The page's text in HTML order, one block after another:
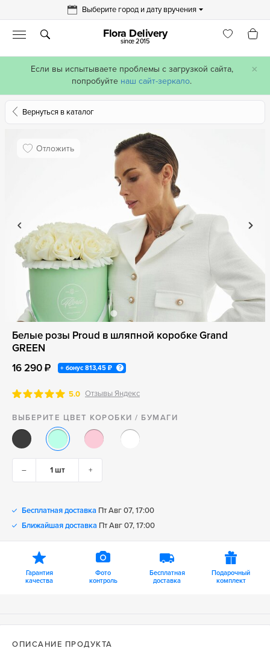
×
Если вы испытываете проблемы с загрузкой сайта,
попробуйте наш сайт-зеркало.
Выберите город и дату вручения
Flora Delivery
since 2015
Вернуться в каталог
Отложить
Белые розы Proud в шляпной коробке Grand
GREEN
16 290 ₽
+ бонус 813,45 ₽
5.0 Отзывы Яндекс
ВЫБЕРИТЕ ЦВЕТ КОРОБКИ / БУМАГИ
– +
Бесплатная доставка Пт Авг 07, 17:00
Ближайшая доставка Пт Авг 07, 17:00
Гарантия
качества
Фото
контроль
Бесплатная
доставка
Подарочный
комплект
ОПИСАНИЕ ПРОДУКТА